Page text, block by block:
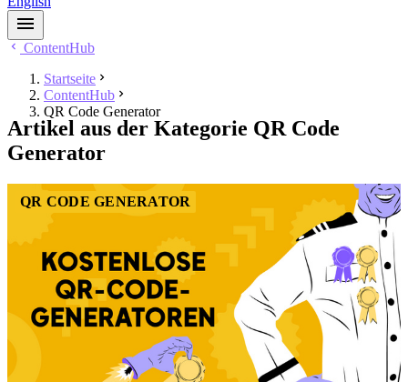
ContentHub
Startseite
ContentHub
QR Code Generator
Artikel aus der Kategorie QR Code
Generator
QR CODE GENERATOR